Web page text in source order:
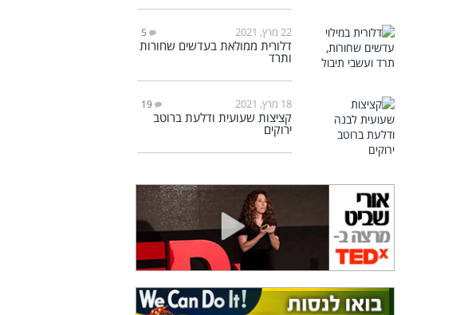
22 מרץ, 2021 5
דלורית ממולאת בעדשים שחורות
ותרד
18 מרץ, 2021 19
קציצות שעועית ודלעת ברוטב
ירוקים